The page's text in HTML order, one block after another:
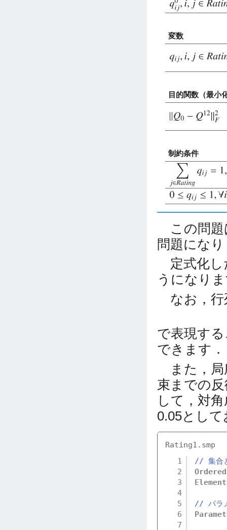
変数
目的関数（最小
制約条件
この問題
問題にな
定式化し
うになり
なお，行
で表現す
できます．
また，局
束までの
して，対
0.05とし
Rating1.smp
1
2
3
4
5
6
7
// 集合
Element
// パラ